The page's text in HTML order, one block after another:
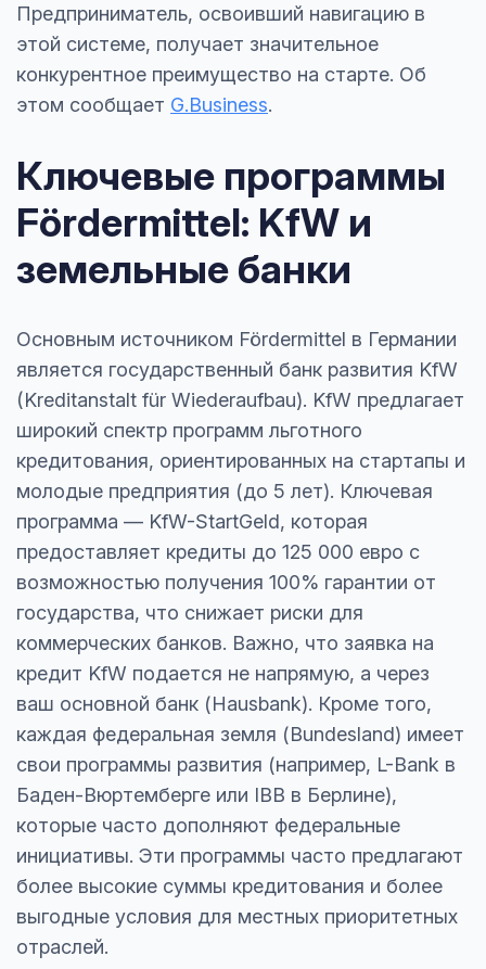
Предприниматель, освоивший навигацию в
этой системе, получает значительное
конкурентное преимущество на старте. Об
этом сообщает G.Business.
Ключевые программы
Fördermittel: KfW и
земельные банки
Основным источником Fördermittel в Германии
является государственный банк развития KfW
(Kreditanstalt für Wiederaufbau). KfW предлагает
широкий спектр программ льготного
кредитования, ориентированных на стартапы и
молодые предприятия (до 5 лет). Ключевая
программа — KfW-StartGeld, которая
предоставляет кредиты до 125 000 евро с
возможностью получения 100% гарантии от
государства, что снижает риски для
коммерческих банков. Важно, что заявка на
кредит KfW подается не напрямую, а через
ваш основной банк (Hausbank). Кроме того,
каждая федеральная земля (Bundesland) имеет
свои программы развития (например, L-Bank в
Баден-Вюртемберге или IBB в Берлине),
которые часто дополняют федеральные
инициативы. Эти программы часто предлагают
более высокие суммы кредитования и более
выгодные условия для местных приоритетных
отраслей.